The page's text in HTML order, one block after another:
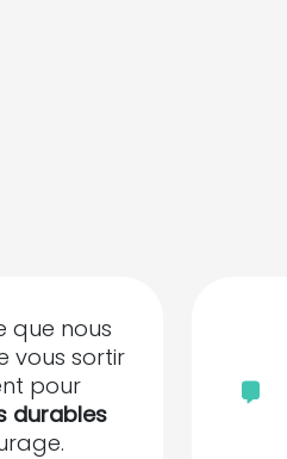
que nous
vous sortir
pour
durables